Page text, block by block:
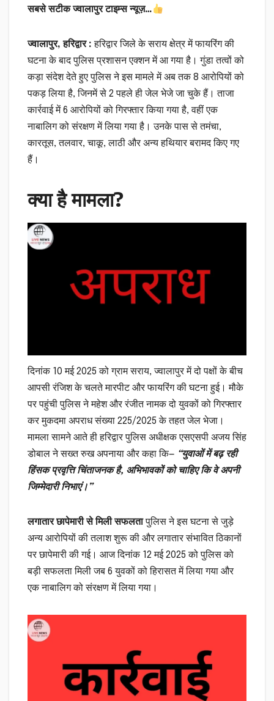
सबसे सटीक ज्वालापुर टाइम्स न्यूज़…
ज्वालापुर, हरिद्वार : हरिद्वार जिले के सराय क्षेत्र में फायरिंग की
घटना के बाद पुलिस प्रशासन एक्शन में आ गया है। गुंडा तत्वों को
कड़ा संदेश देते हुए पुलिस ने इस मामले में अब तक 8 आरोपियों को
पकड़ लिया है, जिनमें से 2 पहले ही जेल भेजे जा चुके हैं। ताजा
कार्रवाई में 6 आरोपियों को गिरफ्तार किया गया है, वहीं एक
नाबालिग को संरक्षण में लिया गया है। उनके पास से तमंचा,
कारतूस, तलवार, चाकू, लाठी और अन्य हथियार बरामद किए गए
हैं।
क्या है मामला?
दिनांक 10 मई 2025 को ग्राम सराय, ज्वालापुर में दो पक्षों के बीच
आपसी रंजिश के चलते मारपीट और फायरिंग की घटना हुई। मौके
पर पहुंची पुलिस ने महेश और रंजीत नामक दो युवकों को गिरफ्तार
कर मुकदमा अपराध संख्या 225/2025 के तहत जेल भेजा।
मामला सामने आते ही हरिद्वार पुलिस अधीक्षक एसएसपी अजय सिंह
डोबाल ने सख्त रुख अपनाया और कहा कि— “युवाओं में बढ़ रही
हिंसक प्रवृत्ति चिंताजनक है, अभिभावकों को चाहिए कि वे अपनी
जिम्मेदारी निभाएं।”
लगातार छापेमारी से मिली सफलतापुलिस ने इस घटना से जुड़े
अन्य आरोपियों की तलाश शुरू की और लगातार संभावित ठिकानों
पर छापेमारी की गई। आज दिनांक 12 मई 2025 को पुलिस को
बड़ी सफलता मिली जब 6 युवकों को हिरासत में लिया गया और
एक नाबालिग को संरक्षण में लिया गया।